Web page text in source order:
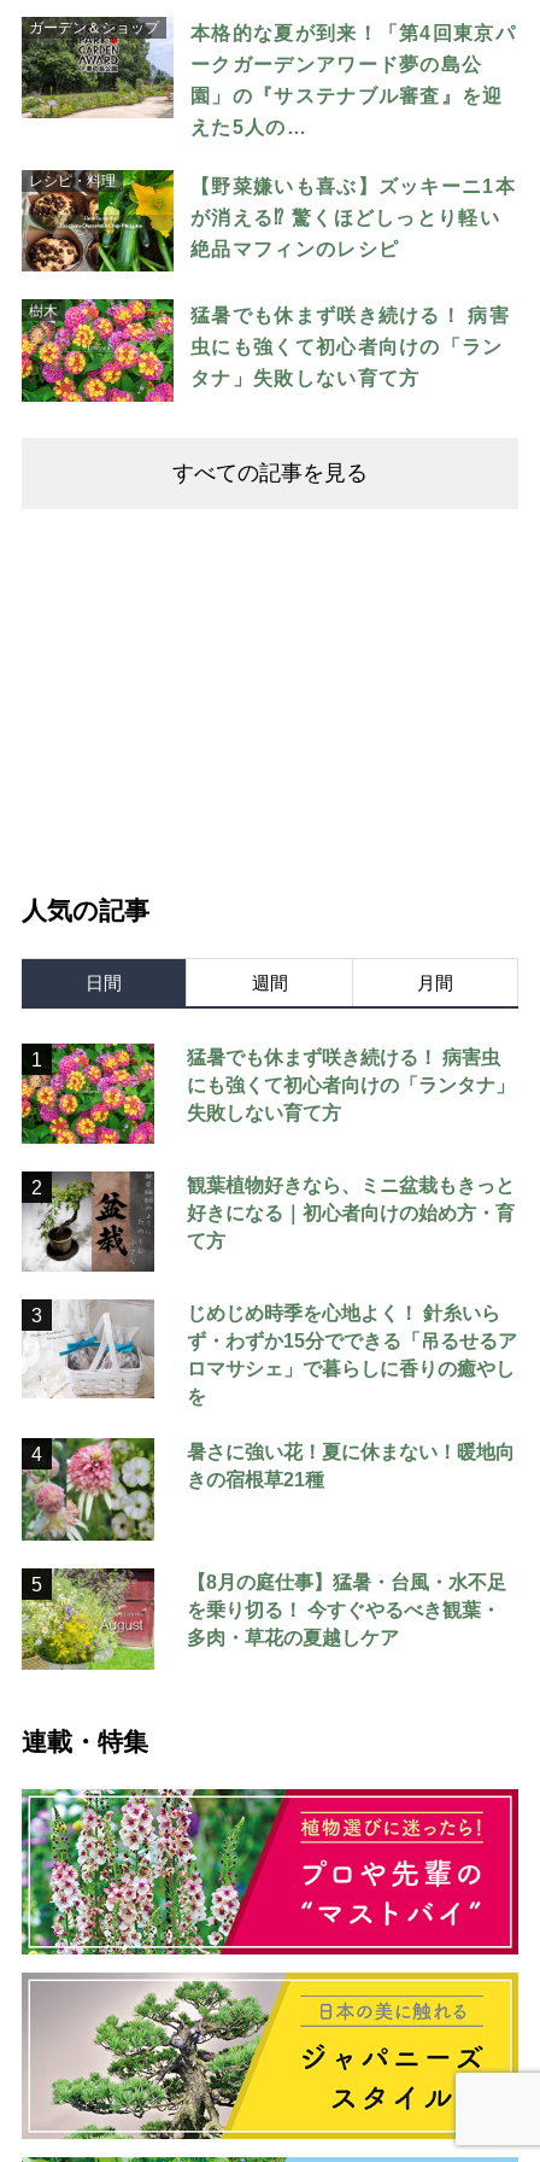
ガーデン＆ショップ
本格的な夏が到来！「第4回東京パ
ークガーデンアワード夢の島公
園」の『サステナブル審査』を迎
えた5人の…
レシピ・料理
【野菜嫌いも喜ぶ】ズッキーニ1本
が消える⁉︎ 驚くほどしっとり軽い
絶品マフィンのレシピ
樹木
猛暑でも休まず咲き続ける！ 病害
虫にも強くて初心者向けの「ラン
タナ」失敗しない育て方
すべての記事を見る
人気の記事
日間 週間 月間
1
猛暑でも休まず咲き続ける！ 病害虫
にも強くて初心者向けの「ランタナ」
失敗しない育て方
2
観葉植物好きなら、ミニ盆栽もきっと
好きになる｜初心者向けの始め方・育
て方
3
じめじめ時季を心地よく！ 針糸いら
ず・わずか15分でできる「吊るせるア
ロマサシェ」で暮らしに香りの癒やし
を
4
暑さに強い花！夏に休まない！暖地向
きの宿根草21種
5
【8月の庭仕事】猛暑・台風・水不足
を乗り切る！ 今すぐやるべき観葉・
多肉・草花の夏越しケア
連載・特集